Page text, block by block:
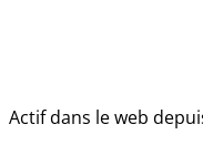
Actif dans le web